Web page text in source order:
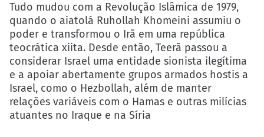
Tudo mudou com a Revolução Islâmica de 1979,
quando o aiatolá Ruhollah Khomeini assumiu o
poder e transformou o Irã em uma república
teocrática xiita. Desde então, Teerã passou a
considerar Israel uma entidade sionista ilegítima
e a apoiar abertamente grupos armados hostis a
Israel, como o Hezbollah, além de manter
relações variáveis com o Hamas e outras milícias
atuantes no Iraque e na Síria